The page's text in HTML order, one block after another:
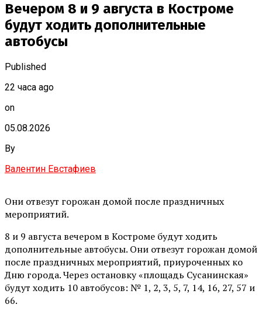
Вечером 8 и 9 августа в Костроме
будут ходить дополнительные
автобусы
Published
22 часа ago
on
05.08.2026
By
Валентин Евстафиев
Они отвезут горожан домой после праздничных
мероприятий.
8 и 9 августа вечером в Костроме будут ходить
дополнительные автобусы. Они отвезут горожан домой
после праздничных мероприятий, приуроченных ко
Дню города. Через остановку «площадь Сусанинская»
будут ходить 10 автобусов: № 1, 2, 3, 5, 7, 14, 16, 27, 57 и
66.